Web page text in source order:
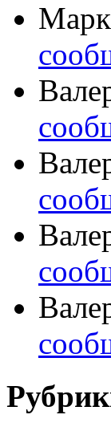
Марк